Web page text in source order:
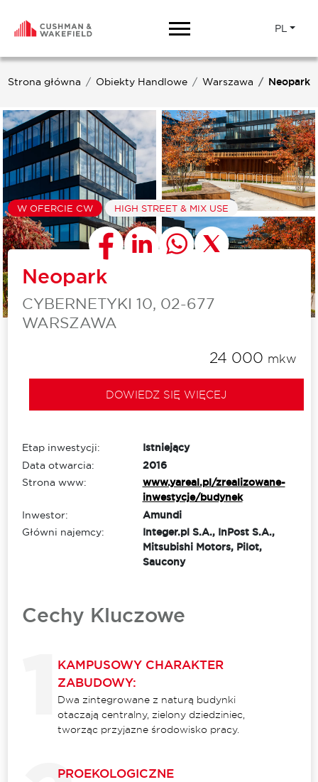
PL
Strona główna Obiekty Handlowe Warszawa Neopark
W OFERCIE CW HIGH STREET & MIX USE
Neopark
CYBERNETYKI 10, 02-677
WARSZAWA
24 000 mkw
DOWIEDZ SIĘ WIĘCEJ
Etap inwestycji:
Istniejący
Data otwarcia:
2016
Strona www:
www.yareal.pl/zrealizowane-
inwestycje/budynek
Inwestor:
Amundi
Główni najemcy:
Integer.pl S.A., InPost S.A.,
Mitsubishi Motors, Pilot,
Saucony
Cechy Kluczowe
KAMPUSOWY CHARAKTER
ZABUDOWY:
Dwa zintegrowane z naturą budynki
otaczają centralny, zielony dziedziniec,
tworząc przyjazne środowisko pracy.
PROEKOLOGICZNE